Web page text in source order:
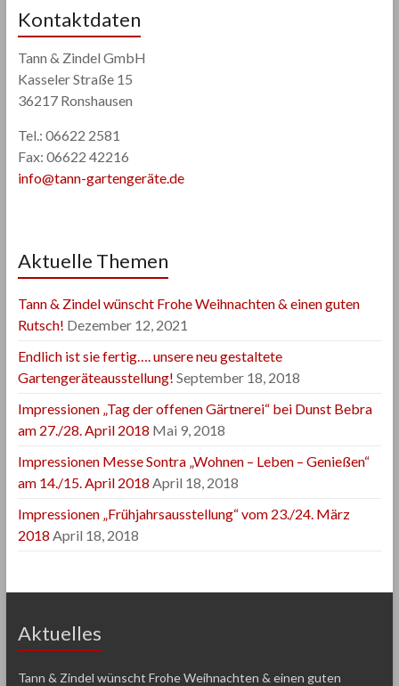
Kontaktdaten
Tann & Zindel GmbH
Kasseler Straße 15
36217 Ronshausen
Tel.: 06622 2581
Fax: 06622 42216
info@tann-gartengeräte.de
Aktuelle Themen
Tann & Zindel wünscht Frohe Weihnachten & einen guten
Rutsch! Dezember 12, 2021
Endlich ist sie fertig…. unsere neu gestaltete
Gartengeräteausstellung! September 18, 2018
Impressionen „Tag der offenen Gärtnerei“ bei Dunst Bebra
am 27./28. April 2018 Mai 9, 2018
Impressionen Messe Sontra „Wohnen – Leben – Genießen“
am 14./15. April 2018 April 18, 2018
Impressionen „Frühjahrsausstellung“ vom 23./24. März
2018 April 18, 2018
Aktuelles
Tann & Zindel wünscht Frohe Weihnachten & einen guten